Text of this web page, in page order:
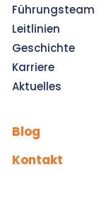
Führungsteam
Leitlinien
Geschichte
Karriere
Aktuelles
Blog
Kontakt